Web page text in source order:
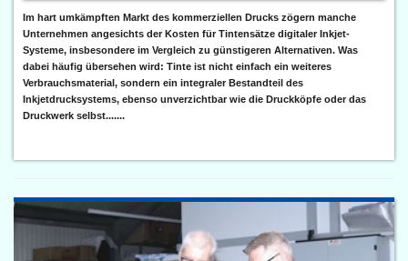
Im hart umkämpften Markt des kommerziellen Drucks zögern manche
Unternehmen angesichts der Kosten für Tintensätze digitaler Inkjet-
Systeme, insbesondere im Vergleich zu günstigeren Alternativen. Was
dabei häufig übersehen wird: Tinte ist nicht einfach ein weiteres
Verbrauchsmaterial, sondern ein integraler Bestandteil des
Inkjetdrucksystems, ebenso unverzichtbar wie die Druckköpfe oder das
Druckwerk selbst.......